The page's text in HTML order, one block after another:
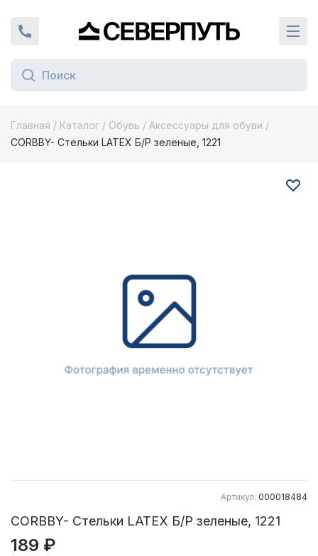
+7 (924) 924-16-46Вернуться на главную страницу
Главная / Каталог / Обувь / Аксессуары для обуви /
CORBBY- Стельки LATEX Б/Р зеленые, 1221
Артикул: 000018484
CORBBY- Стельки LATEX Б/Р зеленые, 1221
189 ₽